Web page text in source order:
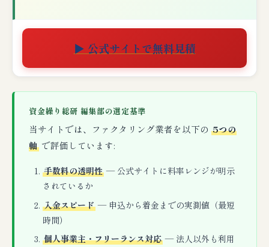
▶ 公式サイトで無料見積
資金繰り総研 編集部の選定基準
当サイトでは、ファクタリング業者を以下の5つの
軸 で評価しています:
手数料の透明性— 公式サイトに料率レンジが明示
されているか
入金スピード— 申込から着金までの実測値（最短
時間）
個人事業主・フリーランス対応— 法人以外も利用